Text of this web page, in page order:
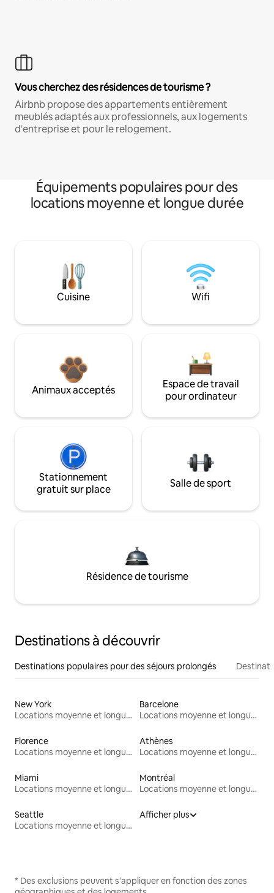
Vous cherchez des résidences de tourisme ?
Airbnb propose des appartements entièrement
meublés adaptés aux professionnels, aux logements
d'entreprise et pour le relogement.
Équipements populaires pour des
locations moyenne et longue durée
Cuisine Wifi
Animaux acceptés
Espace de travail
pour ordinateur
Stationnement
gratuit sur place
Salle de sport
Résidence de tourisme
Destinations à découvrir
Destinations populaires pour des séjours prolongés
New York
Locations moyenne et longue durée
Barcelone
Locations moyenne et longue durée
Florence
Locations moyenne et longue durée
Athènes
Locations moyenne et longue durée
Miami
Locations moyenne et longue durée
Montréal
Locations moyenne et longue durée
Seattle
Locations moyenne et longue durée
Afficher plus
* Des exclusions peuvent s'appliquer en fonction des zones